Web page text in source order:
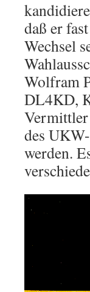
daß er
Wechsel
Wolfram
DL4KD,
des
werden.